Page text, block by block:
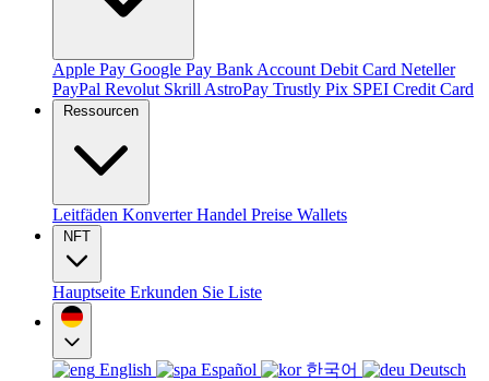
Apple Pay Google Pay Bank Account Debit Card Neteller
PayPal Revolut Skrill AstroPay Trustly Pix SPEI Credit Card
Ressourcen
Leitfäden KonverterHandel Preise Wallets
NFT
Hauptseite Erkunden Sie Liste
English Español 한국어
Deutsch